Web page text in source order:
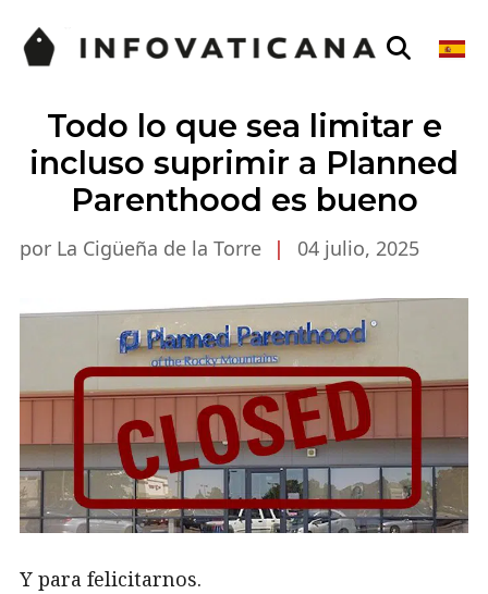
Todo lo que sea limitar e
incluso suprimir a Planned
Parenthood es bueno
por La Cigüeña de la Torre | 04 julio, 2025
Y para felicitarnos.